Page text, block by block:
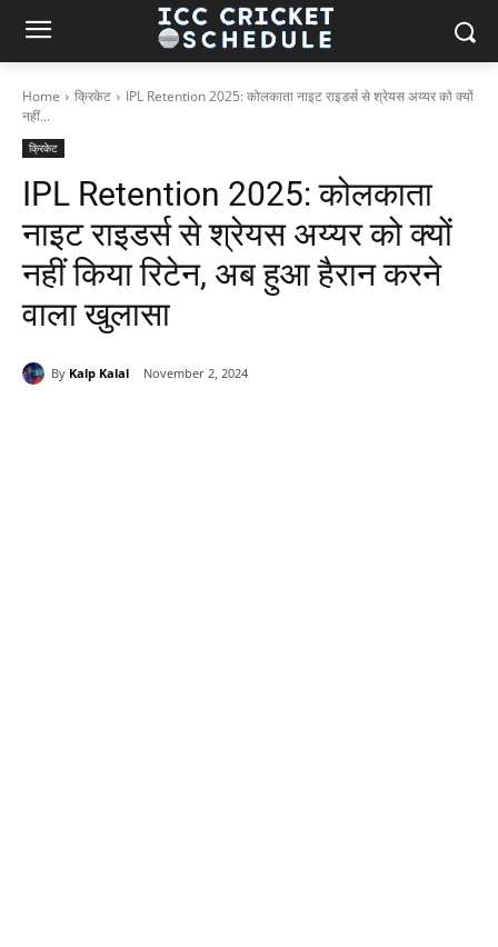
Home क्रिकेट
IPL Retention 2025: कोलकाता नाइट राइडर्स से श्रेयस अय्यर को क्यों
नहीं...
क्रिकेट
IPL Retention 2025: कोलकाता
नाइट राइडर्स से श्रेयस अय्यर को क्यों
नहीं किया रिटेन, अब हुआ हैरान करने
वाला खुलासा
By Kalp Kalal November 2, 2024